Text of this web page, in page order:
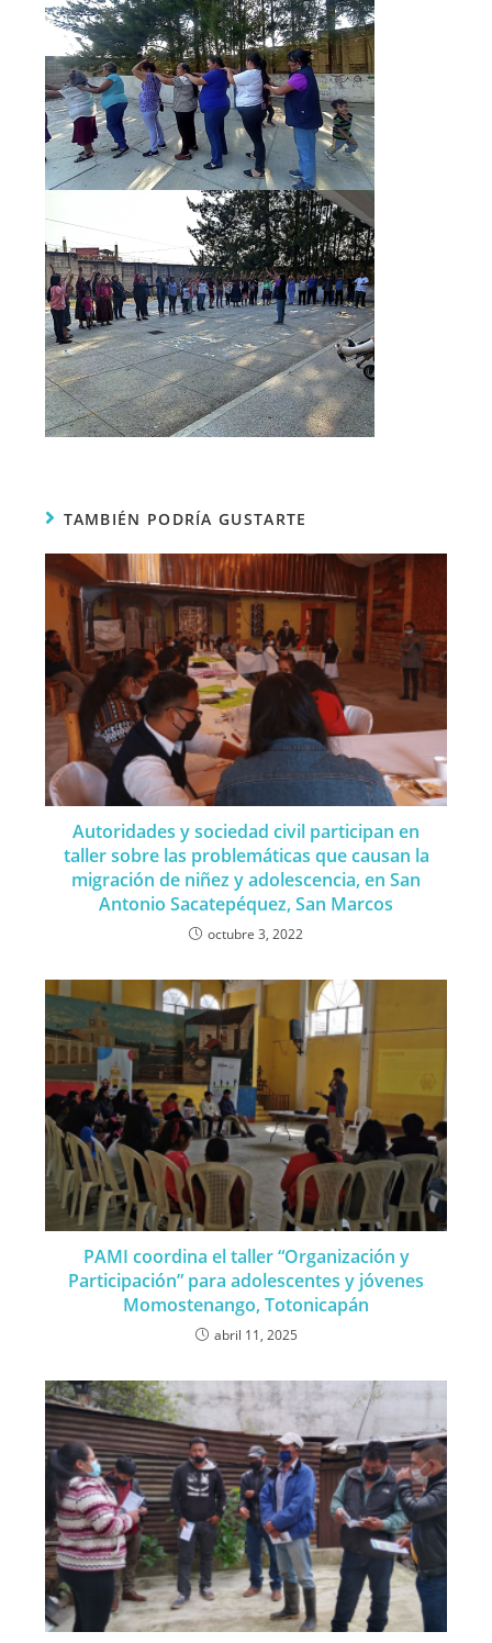
TAMBIÉN PODRÍA GUSTARTE
Autoridades y sociedad civil participan en
taller sobre las problemáticas que causan la
migración de niñez y adolescencia, en San
Antonio Sacatepéquez, San Marcos
octubre 3, 2022
PAMI coordina el taller “Organización y
Participación” para adolescentes y jóvenes
Momostenango, Totonicapán
abril 11, 2025